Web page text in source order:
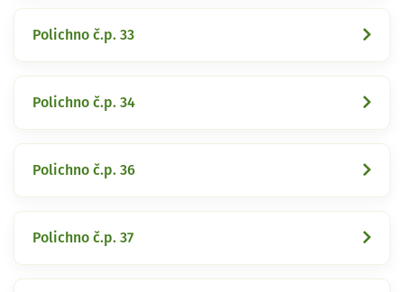
Polichno č.p. 33
Polichno č.p. 34
Polichno č.p. 36
Polichno č.p. 37